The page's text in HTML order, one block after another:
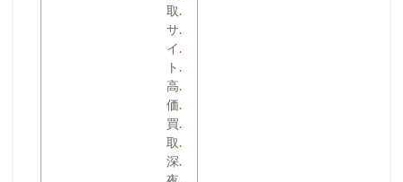
取
サ
イ
ト
高
価
買
取
深